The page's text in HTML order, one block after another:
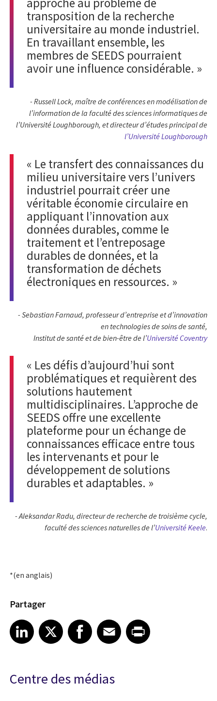
transposition de la recherche
universitaire au monde industriel.
En travaillant ensemble, les
membres de SEEDS pourraient
avoir une influence considérable. »
-Russell Lock, maître de conférences en modélisation de
l’information de la faculté des sciences informatiques de
l’Université Loughborough, et directeur d’études principal de
l’Université Loughborough
« Le transfert des connaissances du
milieu universitaire vers l’univers
industriel pourrait créer une
véritable économie circulaire en
appliquant l’innovation aux
données durables, comme le
traitement et l’entreposage
durables de données, et la
transformation de déchets
électroniques en ressources. »
-Sebastian Farnaud, professeur d’entreprise et d’innovation
en technologies de soins de santé,
Institut de santé et de bien-être de l’Université Coventry
« Les défis d’aujourd’hui sont
problématiques et requièrent des
solutions hautement
multidisciplinaires. L’approche de
SEEDS offre une excellente
plateforme pour un échange de
connaissances efficace entre tous
les intervenants et pour le
développement de solutions
durables et adaptables. »
-Aleksandar Radu, directeur de recherche de troisième cycle,
faculté des sciences naturelles de l’Université Keele.
*(en anglais)
Partager
Share article on LinkedIn
LinkedIn
Share article on XShare article on Facebook
Facebook
Share article on Email
EmailShare article on Print
Centre des médias